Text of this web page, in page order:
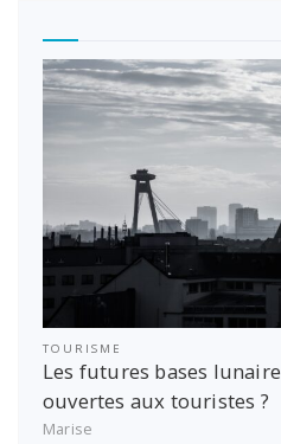
TOURISME
Les futures bases
ouvertes aux touristes ?
Marise